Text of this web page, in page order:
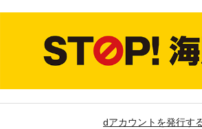
dアカウントを発行す